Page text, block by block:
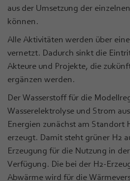
aus der Umsetzung der
können.
Alle Aktivitäten werden über
vernetzt. Dadurch sinkt die
Akteure und Projekte, die
ergänzen werden.
Der Wasserstoff für die
Wasserelektrolyse und Strom
Energien zunächst am Standort
erzeugt. Damit steht grüner H2
Erzeugung für die Nutzung in
Verfügung. Die bei der H2-
Abwärme wird für die